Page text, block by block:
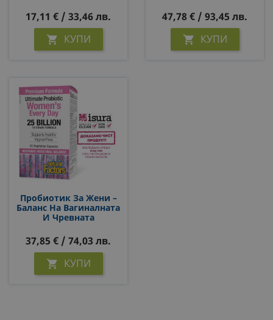
17,11 € / 33,46 лв.
 КУПИ
CFU, 30 Капсули
47,78 € / 93,45 лв.
 КУПИ
Пробиотик За Жени –
Баланс На Вагиналната
И Чревната
CFU, 30 Капсули
37,85 € / 74,03 лв.
 КУПИ